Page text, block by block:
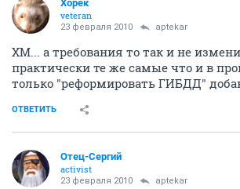
Хорек
veteran
23 февраля 2010 aptekar
ХМ... а требования то так и не
практически те же самые что и в
только "реформировать ГИБДД"
ОТВЕТИТЬ
Отец-Сергий
activist
23 февраля 2010 aptekar